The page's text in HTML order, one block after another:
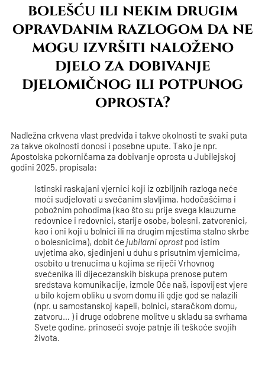
bolešću ili nekim drugim
opravdanim razlogom da ne
mogu izvršiti naloženo
djelo za dobivanje
djelomičnog ili potpunog
oprosta?
Nadležna crkvena vlast predviđa i takve okolnosti te svaki puta
za takve okolnosti donosi i posebne upute. Tako je npr.
Apostolska pokorničarna za dobivanje oprosta u Jubilejskoj
godini 2025. propisala:
Istinski raskajani vjernici koji iz ozbiljnih razloga neće
moći sudjelovati u svečanim slavljima, hodočašćima i
pobožnim pohodima (kao što su prije svega klauzurne
redovnice i redovnici, starije osobe, bolesni, zatvorenici,
kao i oni koji u bolnici ili na drugim mjestima stalno skrbe
o bolesnicima), dobit će jubilarni oprost pod istim
uvjetima ako, sjedinjeni u duhu s prisutnim vjernicima,
osobito u trenucima u kojima se riječi Vrhovnog
svećenika ili dijecezanskih biskupa prenose putem
sredstava komunikacije, izmole Oče naš, ispovijest vjere
u bilo kojem obliku u svom domu ili gdje god se nalazili
(npr. u samostanskoj kapeli, bolnici, staračkom domu,
zatvoru… ) i druge odobrene molitve u skladu sa svrhama
Svete godine, prinoseći svoje patnje ili teškoće svojih
života.